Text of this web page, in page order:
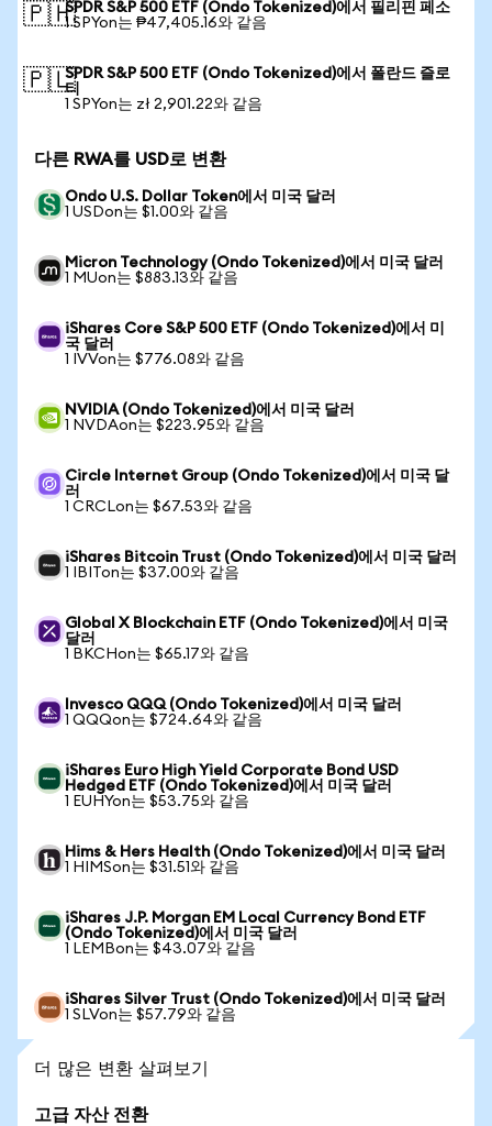
🇵🇭SPDR S&P 500 ETF (Ondo Tokenized)에서 필리핀 페소
1 SPYon는 ₱47,405.16와 같음
🇵🇱SPDR S&P 500 ETF (Ondo Tokenized)에서 폴란드 즐로
티
1 SPYon는 zł 2,901.22와 같음
다른 RWA를 USD로 변환
Ondo U.S. Dollar Token에서 미국 달러
1 USDon는 $1.00와 같음
Micron Technology (Ondo Tokenized)에서 미국 달러
1 MUon는 $883.13와 같음
iShares Core S&P 500 ETF (Ondo Tokenized)에서 미
국 달러
1 IVVon는 $776.08와 같음
NVIDIA (Ondo Tokenized)에서 미국 달러
1 NVDAon는 $223.95와 같음
Circle Internet Group (Ondo Tokenized)에서 미국 달
러
1 CRCLon는 $67.53와 같음
iShares Bitcoin Trust (Ondo Tokenized)에서 미국 달러
1 IBITon는 $37.00와 같음
Global X Blockchain ETF (Ondo Tokenized)에서 미국
달러
1 BKCHon는 $65.17와 같음
Invesco QQQ (Ondo Tokenized)에서 미국 달러
1 QQQon는 $724.64와 같음
iShares Euro High Yield Corporate Bond USD
Hedged ETF (Ondo Tokenized)에서 미국 달러
1 EUHYon는 $53.75와 같음
Hims & Hers Health (Ondo Tokenized)에서 미국 달러
1 HIMSon는 $31.51와 같음
iShares J.P. Morgan EM Local Currency Bond ETF
(Ondo Tokenized)에서 미국 달러
1 LEMBon는 $43.07와 같음
iShares Silver Trust (Ondo Tokenized)에서 미국 달러
1 SLVon는 $57.79와 같음
더 많은 변환 살펴보기
고급 자산 전환